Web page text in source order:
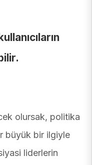
olursak, politika
büyük bir ilgiyle
liderlerin